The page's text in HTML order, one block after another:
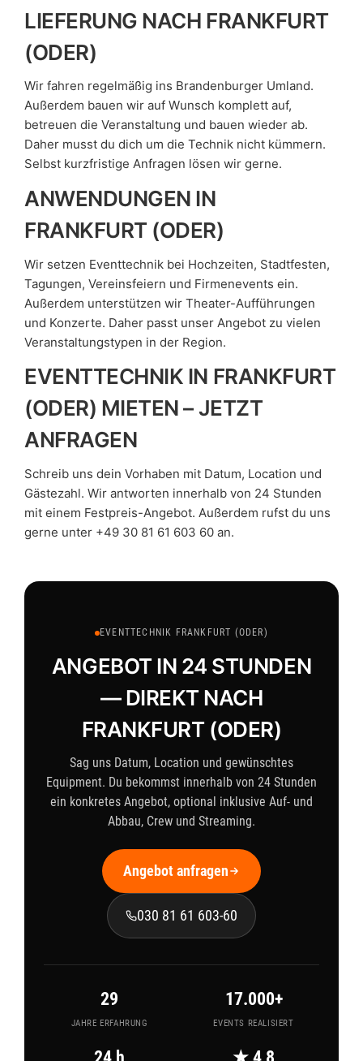
LIEFERUNG NACH FRANKFURT
(ODER)
Wir fahren regelmäßig ins Brandenburger Umland.
Außerdem bauen wir auf Wunsch komplett auf,
betreuen die Veranstaltung und bauen wieder ab.
Daher musst du dich um die Technik nicht kümmern.
Selbst kurzfristige Anfragen lösen wir gerne.
ANWENDUNGEN IN
FRANKFURT (ODER)
Wir setzen Eventtechnik bei Hochzeiten, Stadtfesten,
Tagungen, Vereinsfeiern und Firmenevents ein.
Außerdem unterstützen wir Theater-Aufführungen
und Konzerte. Daher passt unser Angebot zu vielen
Veranstaltungstypen in der Region.
EVENTTECHNIK IN FRANKFURT
(ODER) MIETEN – JETZT
ANFRAGEN
Schreib uns dein Vorhaben mit Datum, Location und
Gästezahl. Wir antworten innerhalb von 24 Stunden
mit einem Festpreis-Angebot. Außerdem rufst du uns
gerne unter +49 30 81 61 603 60 an.
EVENTTECHNIK FRANKFURT (ODER)
ANGEBOT IN 24 STUNDEN
— DIREKT NACH
FRANKFURT (ODER)
Sag uns Datum, Location und gewünschtes
Equipment. Du bekommst innerhalb von 24 Stunden
ein konkretes Angebot, optional inklusive Auf- und
Abbau, Crew und Streaming.
Angebot anfragen
030 81 61 603-60
29
JAHRE ERFAHRUNG
17.000+
EVENTS REALISIERT